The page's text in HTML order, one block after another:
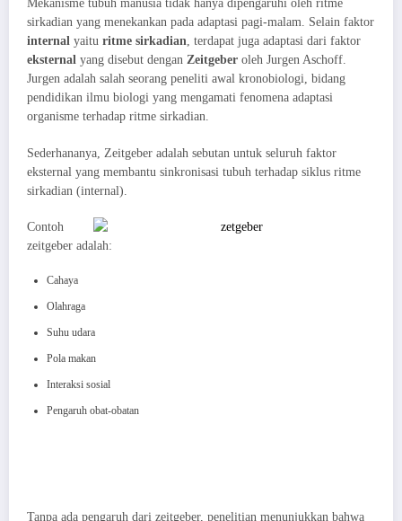
Mekanisme tubuh manusia tidak hanya dipengaruhi oleh ritme
sirkadian yang menekankan pada adaptasi pagi-malam. Selain faktor
internal yaitu ritme sirkadian, terdapat juga adaptasi dari faktor
eksternal yang disebut dengan Zeitgeber oleh Jurgen Aschoff.
Jurgen adalah salah seorang peneliti awal kronobiologi, bidang
pendidikan ilmu biologi yang mengamati fenomena adaptasi
organisme terhadap ritme sirkadian.
Sederhananya, Zeitgeber adalah sebutan untuk seluruh faktor
eksternal yang membantu sinkronisasi tubuh terhadap siklus ritme
sirkadian (internal).
Contoh
zeitgeber adalah:
Cahaya
Olahraga
Suhu udara
Pola makan
Interaksi sosial
Pengaruh obat-obatan
Tanpa ada pengaruh dari zeitgeber, penelitian menunjukkan bahwa